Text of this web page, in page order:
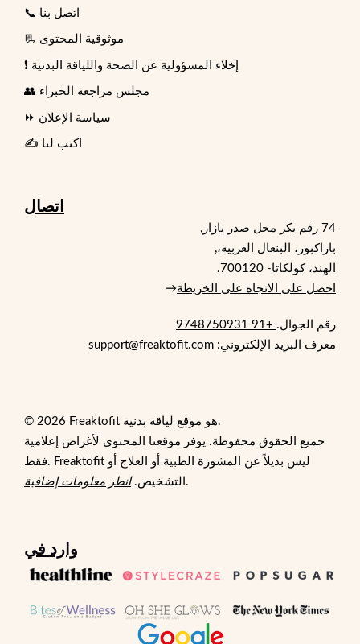
📞 اتصل بنا
📃 موثوقية المحتوى
❗ إخلاء المسؤولية عن الصحة واللياقة البدنية
👥 مجلس مراجعة الخبراء
⏩ سياسة الإعلان
✍️ اكتب لنا
اتصال
74 رقم بكر محل صدر بازار,
باراكبور، البنغال الغربية،,
الهند، كولكاتا- 700120.
احصل على الاتجاه على الخريطة→
رقم الجوال. +91 9748750931
معرف البريد الإلكتروني: support@freaktofit.com
© 2026 Freaktofit هو موقع لياقة بدنية.
جميع الحقوق محفوظة. يوفر موقعنا المحتوى لأغراض إعلامية
فقط. Freaktofit ليس بديلاً عن المشورة الطبية أو العلاج أو
التشخيص.انظر معلومات إضافية .
وارد في